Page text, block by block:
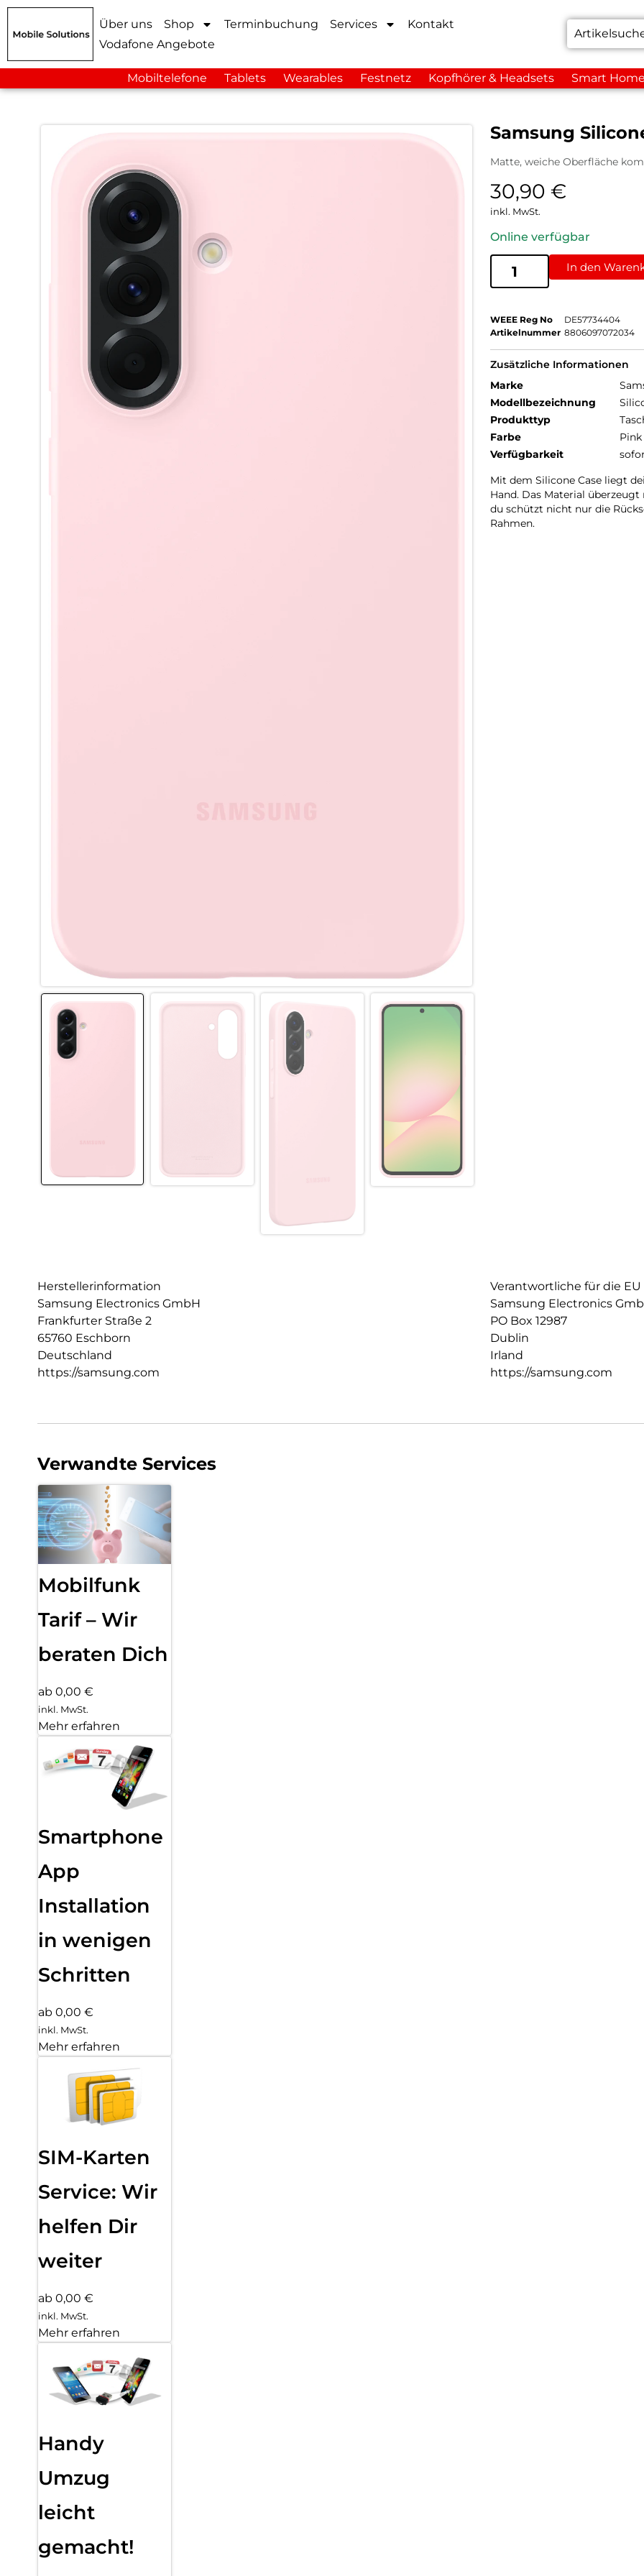
Über uns Shop Terminbuchung Services
Kontakt
Vodafone Angebote
Mobiltelefone Tablets Wearables Festnetz Kopfhörer & Headsets Smart
Samsung
Matte, weiche Oberfläche
30,90 €
inkl. MwSt.
Online verfügbar
In den
WEEE Reg No
DE57734404
Artikelnummer 8806097072034
Zusätzliche Informationen
Marke
Modellbezeichnung
Produkttyp
Farbe
Pink
Verfügbarkeit
Mit dem Silicone Case liegt
Hand. Das Material
du schützt nicht nur die
Rahmen.
Herstellerinformation
Samsung Electronics GmbH
Frankfurter Straße 2
65760 Eschborn
Deutschland
https://samsung.com
Verantwortliche für die EU
Samsung Electronics
PO Box 12987
Dublin
Irland
https://samsung.com
Verwandte Services
Mobilfunk
Tarif – Wir
beraten Dich
ab 0,00 €
inkl. MwSt.
Mehr erfahren
Smartphone
App
Installation
in wenigen
Schritten
ab 0,00 €
inkl. MwSt.
Mehr erfahren
SIM-Karten
Service: Wir
helfen Dir
weiter
ab 0,00 €
inkl. MwSt.
Mehr erfahren
Handy
Umzug
leicht
gemacht!